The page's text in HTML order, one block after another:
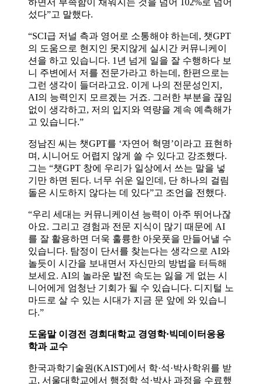
하면서 부족함이 채워지는 것을 넘어 102%로 넘어
섰다”고 말했다.
“SCI급 저널 측과 영어로 소통해야 하는데, 챗GPT
의 도움으로 현지인 못지않게 실시간 커뮤니케이
션을 하고 있습니다. 1년 넘게 일을 잘 수행하다 보
니 주변에서 저를 전문가라고 하는데, 한편으로는
그런 생각이 들더라고요. 이게 나의 전문성인지,
AI의 능력인지 모르겠는 거죠. 그러한 부분을 끊임
없이 생각하고, 저의 입지와 역량을 계속 예측해가
고 있습니다.”
정남진 씨는 챗GPT를 ‘자연어 혁명’이라고 표현하
며, 시니어도 어렵지 않게 쓸 수 있다고 강조했다.
그는 “챗GPT 창에 우리가 일상에서 쓰는 말을 넣
기만 하면 된다. 너무 쉬운 일인데, 단 하나의 걸림
돌은 시도하지 않다는 데 있다”고 조언을 전했다.
“우리 세대는 커뮤니케이션 능력이 아주 뛰어나잖
아요. 그리고 경험과 전문 지식이 많기 때문에 AI
를 잘 활용하면 더욱 훌륭한 아웃풋을 만들어낼 수
있습니다. 탐정이 단서를 찾는다는 생각으로 AI와
놀듯이 시간을 보내면서 자신만의 방법을 터득해
보세요. AI의 놀라운 발전 속도는 잃을 게 없는 시
니어에게 엄청난 기회가 될 수 있습니다. 디지털 노
마드로 살 수 있는 시대가 지금 문 앞에 와 있습니
다.”
도움말 이경전 경희대학교 경영학·빅데이터응용
학과 교수
한국과학기술원(KAIST)에서 학·석·박사학위를 받
고, 서울대학교에서 행정학 석·박사 과정을 수료했